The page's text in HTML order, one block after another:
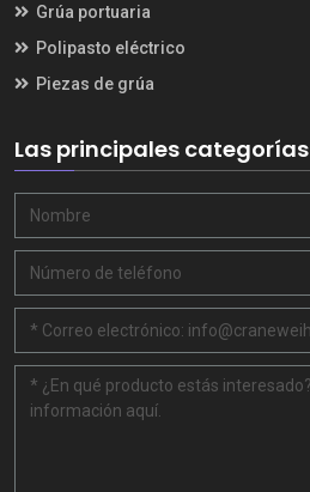
Grúa portuaria
Polipasto eléctrico
Piezas de grúa
Las principales categorías